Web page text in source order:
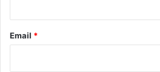
Email *